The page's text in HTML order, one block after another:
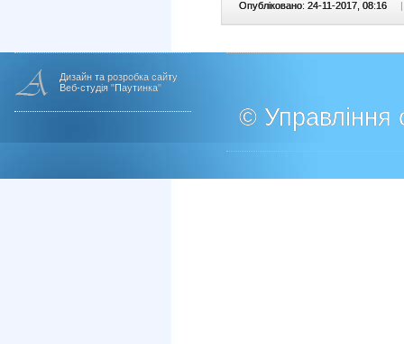
Опубліковано: 24-11-2017, 08:16 |
Дизайн та розробка сайту
Веб-студія "Паутинка"
© Управління